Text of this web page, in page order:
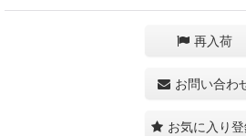
再入荷
お問い合わ
お気に入り